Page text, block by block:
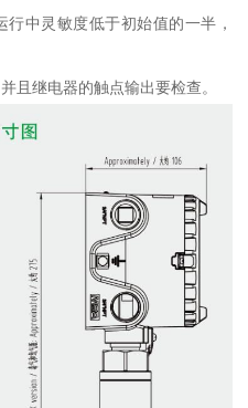
中灵敏度低于初始值的一半，
且继电器的触点输出要检查。